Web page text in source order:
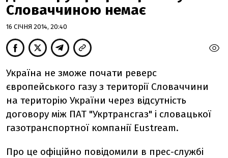
Словаччиною немає
16 СІЧНЯ 2014, 20:40
Україна не зможе почати реверс
європейського газу з території Словаччини
на територію України через відсутність
договору між ПАТ "Укртрансгаз" і словацької
газотранспортної компанії Eustream.
Про це офіційно повідомили в прес-службі